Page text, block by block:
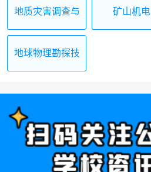
地质灾害调查与
矿山机电
地球物理勘探技